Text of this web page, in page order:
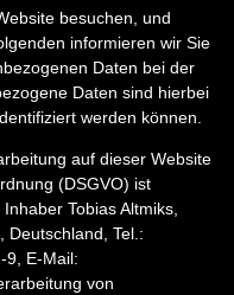
besuchen, und
informieren wir Sie
Daten bei der
Daten sind hierbei
werden können.
auf dieser Website
(DSGVO) ist
Tobias Altmiks,
Deutschland, Tel.:
9, E-Mail:
von